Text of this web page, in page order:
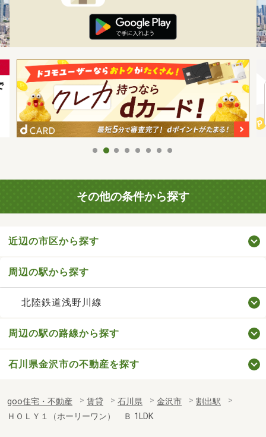
その他の条件から探す
近辺の市区から探す
周辺の駅から探す
北陸鉄道浅野川線
周辺の駅の路線から探す
石川県金沢市の不動産を探す
goo住宅・不動産 賃貸 石川県 金沢市
割出駅
ＨＯＬＹ１（ホーリーワン） Ｂ 1LDK